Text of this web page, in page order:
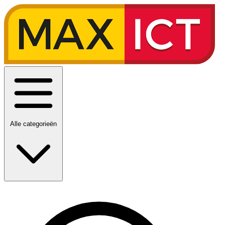
Alle categorieën